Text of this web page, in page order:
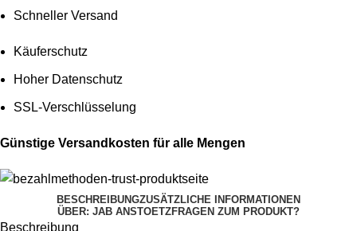
Schneller Versand
Käuferschutz
Hoher Datenschutz
SSL-Verschlüsselung
Günstige Versandkosten für alle Mengen
BESCHREIBUNGZUSÄTZLICHE INFORMATIONEN
ÜBER: JAB ANSTOETZFRAGEN ZUM PRODUKT?
Beschreibung